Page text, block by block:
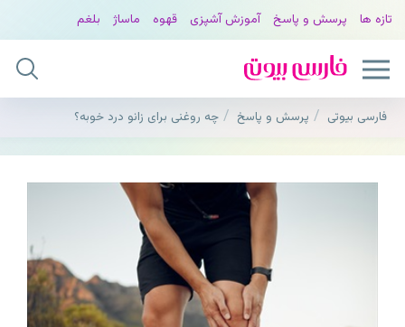
تازه ها پرسش و پاسخ آموزش آشپزی قهوه ماساژ بلغم
فارسی بیوتی پرسش و پاسخ چه روغنی برای زانو درد خوبه؟